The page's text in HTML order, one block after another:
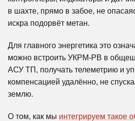
в шахте, прямо в забое, не
искра подорвёт метан.
Для главного энергетика это
можно встроить УКРМ-РВ в
АСУ ТП, получать телеметрию и
компенсацией удалённо, не
землю.
О том, как мы интегрируем такое